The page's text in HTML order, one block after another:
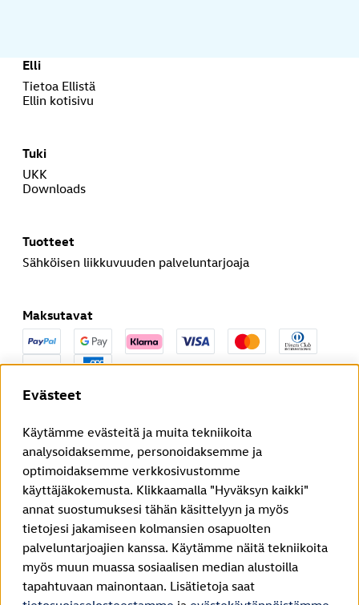
Elli
Tietoa Ellistä
Ellin kotisivu
Tuki
UKK
Downloads
Tuotteet
Sähköisen liikkuvuuden palveluntarjoaja
Maksutavat
Voit pyytää sopimuksesi peruutusta lakisääteisen peruutusajan
Peruuta sopimus
Julkaisutiedot
Tietoturvaseloste
Yleiset toimitusehdot
WEEE-Rekisteröinti
Evästekäytännöt
Evästeet
Käytämme evästeitä ja muita tekniikoita
analysoidaksemme, personoidaksemme ja
optimoidaksemme verkkosivustomme
käyttäjäkokemusta. Klikkaamalla "Hyväksyn kaikki"
annat suostumuksesi tähän käsittelyyn ja myös
tietojesi jakamiseen kolmansien osapuolten
palveluntarjoajien kanssa. Käytämme näitä tekniikoita
myös muun muassa sosiaalisen median alustoilla
tapahtuvaan mainontaan. Lisätietoja saat